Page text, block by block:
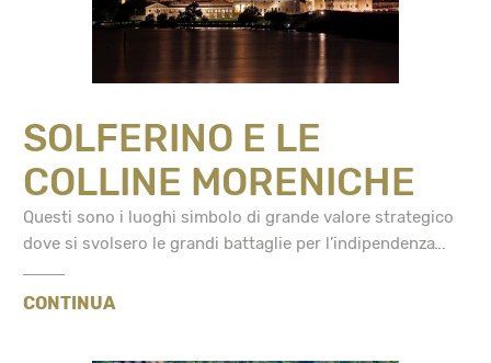
SOLFERINO E LE
COLLINE MORENICHE
Questi sono i luoghi simbolo di grande valore strategico
dove si svolsero le grandi battaglie per l’indipendenza...
CONTINUA